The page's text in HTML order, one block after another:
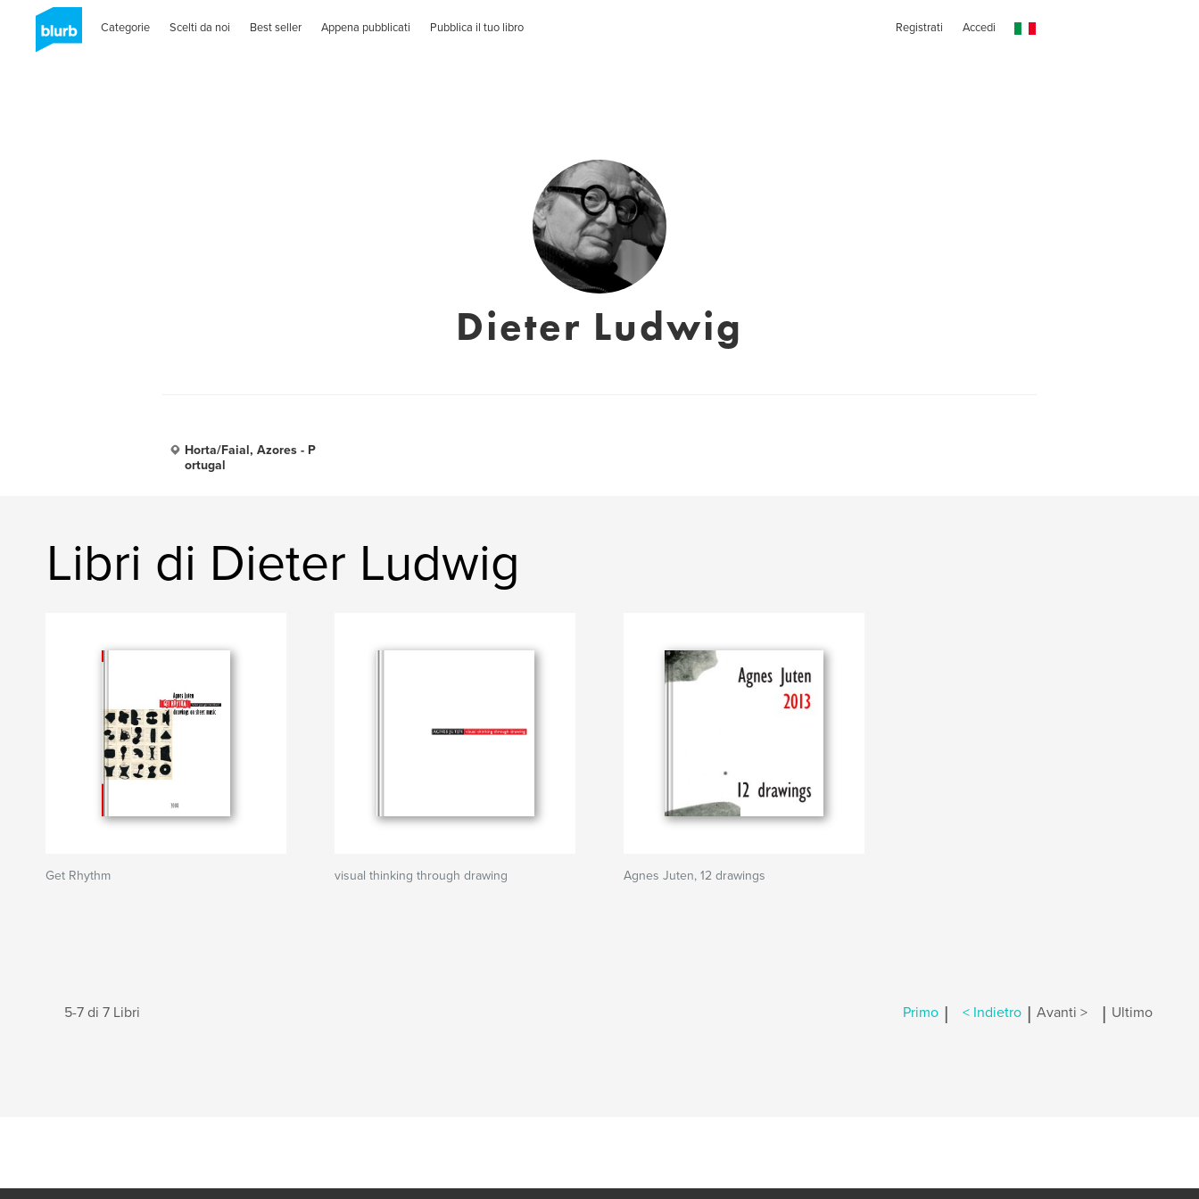
Categorie Scelti da noi Best seller Appena pubblicati Pubblica il tuo libro Registrati Accedi
Dieter Ludwig
Horta/Faial, Azores - P
ortugal
Libri di Dieter Ludwig
Get Rhythm visual thinking through drawing Agnes Juten, 12 drawings
5-7 di 7 Libri Primo | < Indietro | Avanti > | Ultimo